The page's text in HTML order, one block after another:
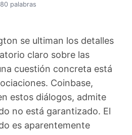
palabras
se ultiman los detalles
claro sobre las
cuestión concreta está
Coinbase,
estos diálogos, admite
no está garantizado. El
es aparentemente